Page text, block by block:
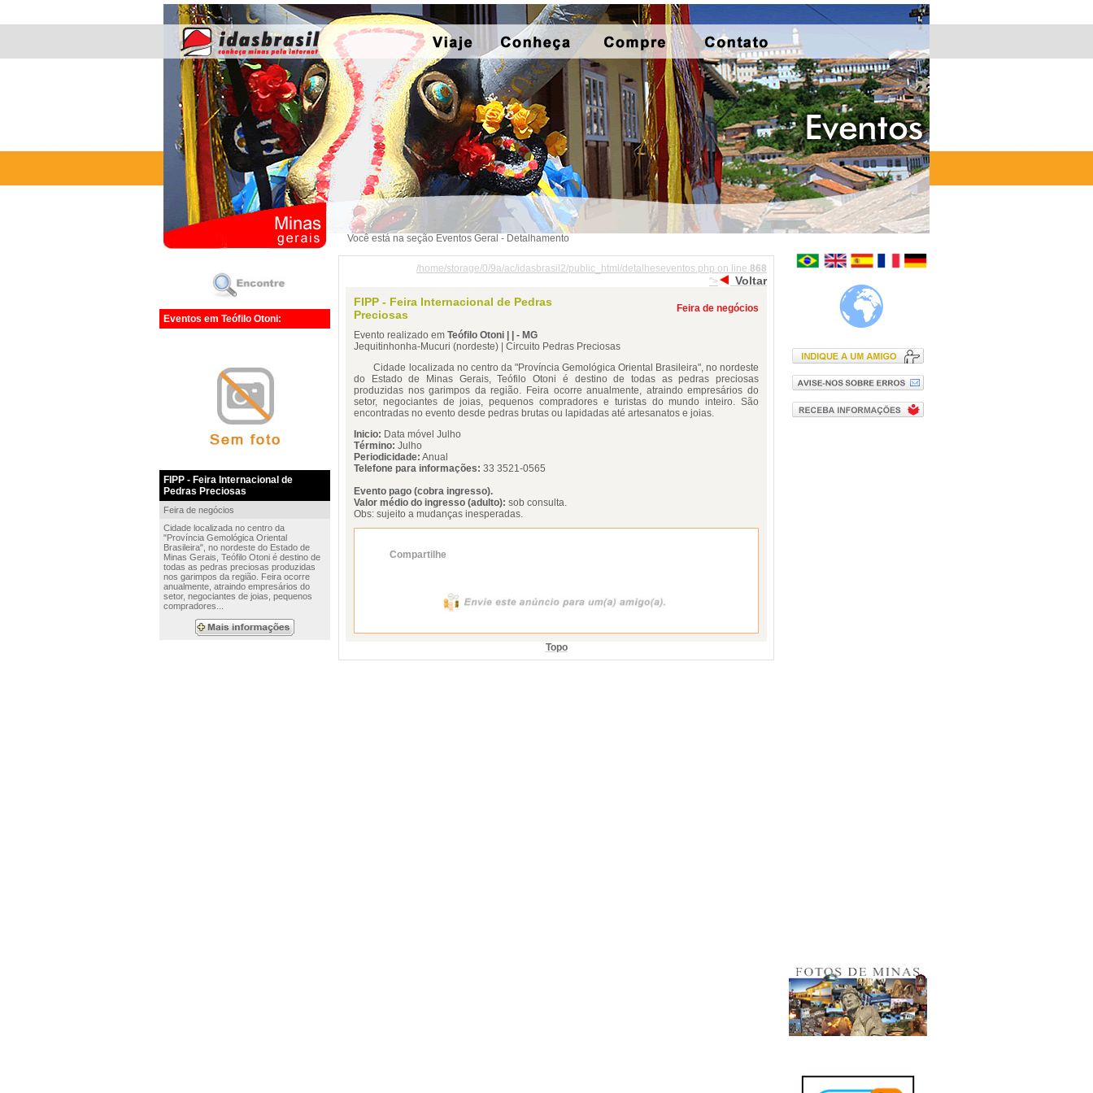
Eventos em Teófilo Otoni:
FIPP - Feira Internacional de
Pedras Preciosas
Feira de negócios
Cidade localizada no centro da
"Província Gemológica Oriental
Brasileira", no nordeste do Estado de
Minas Gerais, Teófilo Otoni é destino de
todas as pedras preciosas produzidas
nos garimpos da região. Feira ocorre
anualmente, atraindo empresários do
setor, negociantes de joias, pequenos
compradores...
Você está na seção Eventos Geral - Detalhamento
/home/storage/0/9a/ac/idasbrasil2/public_html/detalheseventos.php on line 868
">
Voltar
FIPP - Feira Internacional de Pedras
Preciosas
Feira de negócios
Evento realizado em Teófilo Otoni | | - MG
Jequitinhonha-Mucuri (nordeste) | Circuito Pedras Preciosas
Cidade localizada no centro da "Província Gemológica Oriental Brasileira", no nordeste
do Estado de Minas Gerais, Teófilo Otoni é destino de todas as pedras preciosas
produzidas nos garimpos da região. Feira ocorre anualmente, atraindo empresários do
setor, negociantes de joias, pequenos compradores e turistas do mundo inteiro. São
encontradas no evento desde pedras brutas ou lapidadas até artesanatos e joias.
Inicio: Data móvel Julho
Término: Julho
Periodicidade: Anual
Telefone para informações: 33 3521-0565
Evento pago (cobra ingresso).
Valor médio do ingresso (adulto): sob consulta.
Obs: sujeito a mudanças inesperadas.
Compartilhe
Topo